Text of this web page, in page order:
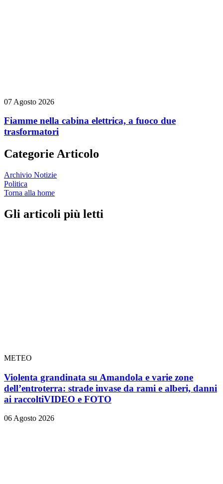
07 Agosto 2026
Fiamme nella cabina elettrica, a fuoco due
trasformatori
Categorie Articolo
Archivio Notizie
Politica
Torna alla home
Gli articoli più letti
METEO
Violenta grandinata su Amandola e varie zone
dell’entroterra: strade invase da rami e alberi, danni
ai raccoltiVIDEO e FOTO
06 Agosto 2026